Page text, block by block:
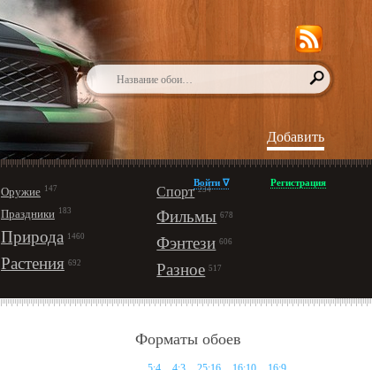
Добавить
Оружие 147
Праздники 183
Природа 1460
Растения 692
Спорт 234
Фильмы 678
Фэнтези 606
Разное 517
Войти ∇ Регистрация
Форматы обоев